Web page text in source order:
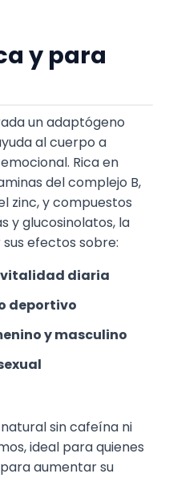
y para
un adaptógeno
al cuerpo a
Rica en
del complejo B,
zinc, y compuestos
y glucosinolatos, la
efectos sobre:
vitalidad diaria
deportivo
y masculino
sin cafeína ni
ideal para quienes
aumentar su